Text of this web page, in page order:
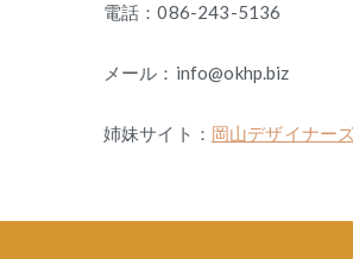
電話：086-243-5136
メール：info@okhp.biz
姉妹サイト： 岡山デザイナー